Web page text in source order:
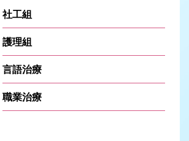
社工組
護理組
言語治療
職業治療